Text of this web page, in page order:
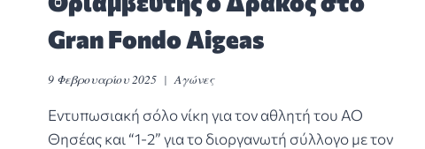
Gran Fondo Aigeas
9 Φεβρουαρίου 2025 Αγώνες
Εντυπωσιακή σόλο νίκη για τον αθλητή του ΑΟ
Θησέας και “1-2” για το διοργανωτή σύλλογο με τον